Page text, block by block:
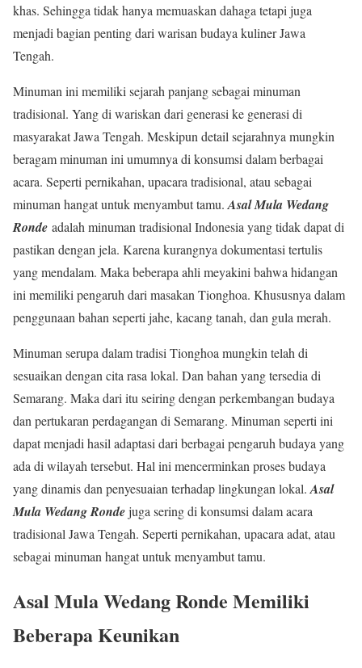
khas. Sehingga tidak hanya memuaskan dahaga tetapi juga
menjadi bagian penting dari warisan budaya kuliner Jawa
Tengah.
Minuman ini memiliki sejarah panjang sebagai minuman
tradisional. Yang di wariskan dari generasi ke generasi di
masyarakat Jawa Tengah. Meskipun detail sejarahnya mungkin
beragam minuman ini umumnya di konsumsi dalam berbagai
acara. Seperti pernikahan, upacara tradisional, atau sebagai
minuman hangat untuk menyambut tamu. Asal Mula Wedang
Ronde adalah minuman tradisional Indonesia yang tidak dapat di
pastikan dengan jela. Karena kurangnya dokumentasi tertulis
yang mendalam. Maka beberapa ahli meyakini bahwa hidangan
ini memiliki pengaruh dari masakan Tionghoa. Khususnya dalam
penggunaan bahan seperti jahe, kacang tanah, dan gula merah.
Minuman serupa dalam tradisi Tionghoa mungkin telah di
sesuaikan dengan cita rasa lokal. Dan bahan yang tersedia di
Semarang. Maka dari itu seiring dengan perkembangan budaya
dan pertukaran perdagangan di Semarang. Minuman seperti ini
dapat menjadi hasil adaptasi dari berbagai pengaruh budaya yang
ada di wilayah tersebut. Hal ini mencerminkan proses budaya
yang dinamis dan penyesuaian terhadap lingkungan lokal. Asal
Mula Wedang Rondejuga sering di konsumsi dalam acara
tradisional Jawa Tengah. Seperti pernikahan, upacara adat, atau
sebagai minuman hangat untuk menyambut tamu.
Asal Mula Wedang Ronde Memiliki
Beberapa Keunikan